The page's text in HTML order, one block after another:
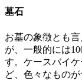
墓石
お墓の象徴とも
が、一般的には
す。ケースバイ
ど、色々なものが